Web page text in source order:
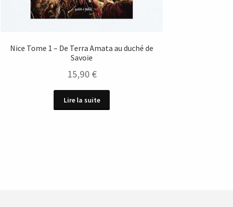
Nice Tome 1 – De Terra Amata au duché de
Savoie
15,90 €
Lire la suite